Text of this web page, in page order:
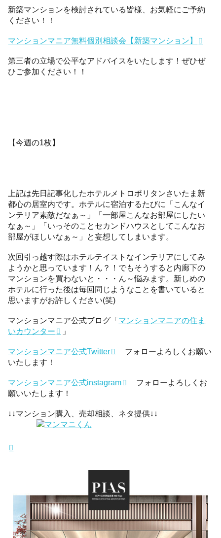
新築マンションを検討されている皆様、お気軽にご予約
ください！！
マンションマニア無料個別相談会【新築マンション】
第三者の立場で公平なアドバイスをいたします！ぜひぜ
ひご参加ください！！
【今週の1枚】
上記は先日記事化したホテルメトロポリタンさいたま新
都心の居室内です。ホテルに宿泊するたびに「こんなイ
ンテリア素敵だなぁ～」「一部屋こんなお部屋にしたい
なぁ～」「いっそのことセカンドハウスとしてこんなお
部屋がほしいなぁ～」と妄想してしまいます。
次回引っ越す際はホテルテイストなインテリアにしてみ
ようかと思っています！ん？！でもそうすると内廊下の
マンションを買わないと・・・ん～悩みます。新しめの
ホテルに行った後は毎回同じようなことを書いていると
思いますがお許しください(笑)
マンションマニア公式ブログ「マンションマニアの住ま
いカウンター
」
マンションマニア公式Twitter
フォローよろしくお願い
いたします！
マンションマニア公式instagram
フォローよろしくお
願いいたします！
↓↓マンション購入、売却相談、ネタ提供↓↓